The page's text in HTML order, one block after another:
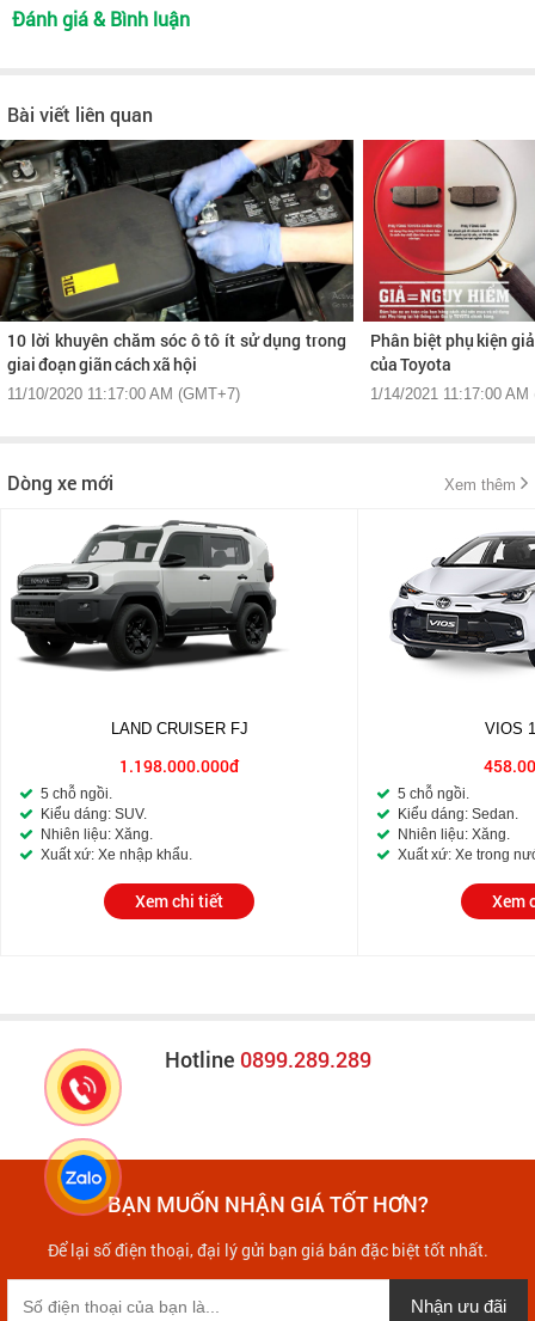
Đánh giá & Bình luận
Bài viết liên quan
10 lời khuyên chăm sóc ô tô ít sử dụng trong
giai đoạn giãn cách xã hội
11/10/2020 11:17:00 AM (GMT+7)
Phân biệt phụ kiện
của Toyota
1/14/2021 11:17:00 AM
Dòng xe mới Xem thêm
LAND CRUISER FJ
1.198.000.000đ
5 chỗ ngồi.
Kiểu dáng: SUV.
Nhiên liệu: Xăng.
Xuất xứ: Xe nhập khẩu.
Xem chi tiết
VIOS
5 chỗ ngồi.
Kiểu dáng: Sedan.
Nhiên liệu: Xăng.
Xuất xứ: Xe trong
Xem
Hotline 0899.289.289
BẠN MUỐN NHẬN GIÁ TỐT HƠN?
Để lại số điện thoại, đại lý gửi bạn giá bán đặc biệt tốt nhất.
Nhận ưu đãi